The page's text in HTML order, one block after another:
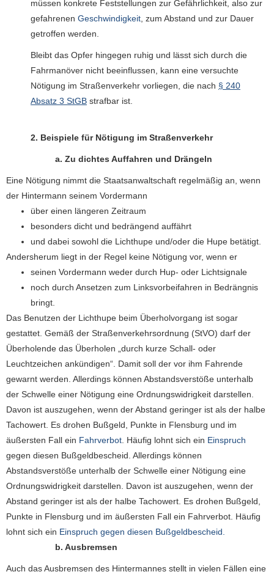
müssen konkrete Feststellungen zur Gefährlichkeit, also zur
gefahrenen Geschwindigkeit , zum Abstand und zur Dauer
getroffen werden.
Bleibt das Opfer hingegen ruhig und lässt sich durch die
Fahrmanöver nicht beeinflussen, kann eine versuchte
Nötigung im Straßenverkehr vorliegen, die nach § 240
Absatz 3 StGB strafbar ist.
2. Beispiele für Nötigung im Straßenverkehr
a. Zu dichtes Auffahren und Drängeln
Eine Nötigung nimmt die Staatsanwaltschaft regelmäßig an, wenn
der Hintermann seinem Vordermann
über einen längeren Zeitraum
besonders dicht und bedrängend auffährt
und dabei sowohl die Lichthupe und/oder die Hupe betätigt.
Andersherum liegt in der Regel keine Nötigung vor, wenn er
seinen Vordermann weder durch Hup- oder Lichtsignale
noch durch Ansetzen zum Linksvorbeifahren in Bedrängnis
bringt.
Das Benutzen der Lichthupe beim Überholvorgang ist sogar
gestattet. Gemäß der Straßenverkehrsordnung (StVO) darf der
Überholende das Überholen „durch kurze Schall- oder
Leuchtzeichen ankündigen“. Damit soll der vor ihm Fahrende
gewarnt werden. Allerdings können Abstandsverstöße unterhalb
der Schwelle einer Nötigung eine Ordnungswidrigkeit darstellen.
Davon ist auszugehen, wenn der Abstand geringer ist als der halbe
Tachowert. Es drohen Bußgeld, Punkte in Flensburg und im
äußersten Fall ein Fahrverbot . Häufig lohnt sich ein Einspruch
gegen diesen Bußgeldbescheid. Allerdings können
Abstandsverstöße unterhalb der Schwelle einer Nötigung eine
Ordnungswidrigkeit darstellen. Davon ist auszugehen, wenn der
Abstand geringer ist als der halbe Tachowert. Es drohen Bußgeld,
Punkte in Flensburg und im äußersten Fall ein Fahrverbot. Häufig
lohnt sich ein Einspruch gegen diesen Bußgeldbescheid.
b. Ausbremsen
Auch das Ausbremsen des Hintermannes stellt in vielen Fällen eine